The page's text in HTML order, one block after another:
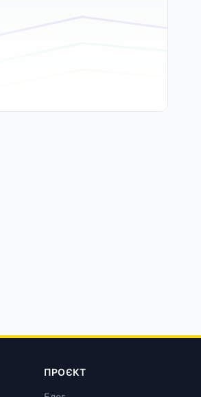
ПРОЄКТ